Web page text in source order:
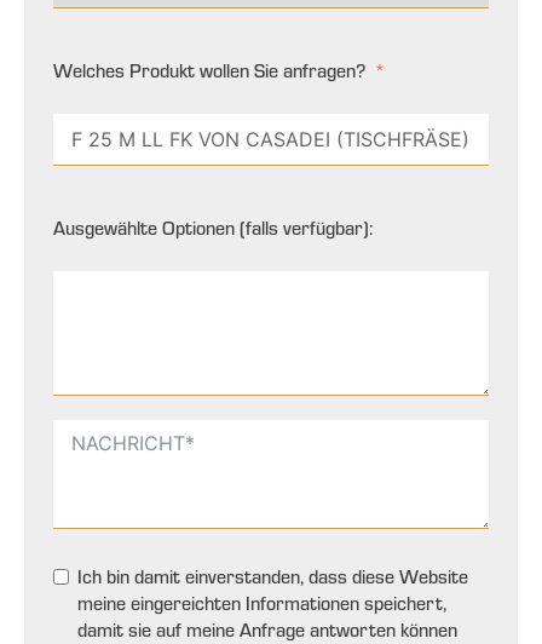
Welches Produkt wollen Sie anfragen?
Ausgewählte Optionen (falls verfügbar):
Ich bin damit einverstanden, dass diese Website
meine eingereichten Informationen speichert,
damit sie auf meine Anfrage antworten können